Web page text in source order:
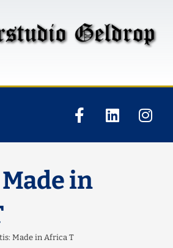
in
Made in Africa T